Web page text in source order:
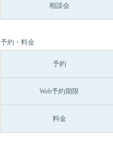
相談会
予約・料金
予約
Web予約期限
料金